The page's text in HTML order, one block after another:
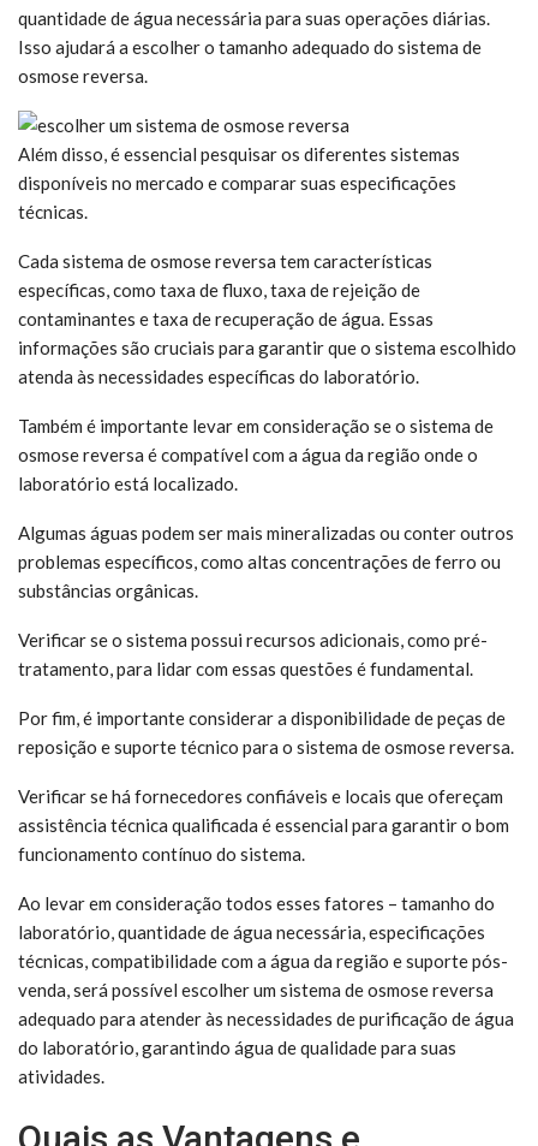
quantidade de água necessária para suas operações diárias.
Isso ajudará a escolher o tamanho adequado do sistema de
osmose reversa.
Além disso, é essencial pesquisar os diferentes sistemas
disponíveis no mercado e comparar suas especificações
técnicas.
Cada sistema de osmose reversa tem características
específicas, como taxa de fluxo, taxa de rejeição de
contaminantes e taxa de recuperação de água. Essas
informações são cruciais para garantir que o sistema escolhido
atenda às necessidades específicas do laboratório.
Também é importante levar em consideração se o sistema de
osmose reversa é compatível com a água da região onde o
laboratório está localizado.
Algumas águas podem ser mais mineralizadas ou conter outros
problemas específicos, como altas concentrações de ferro ou
substâncias orgânicas.
Verificar se o sistema possui recursos adicionais, como pré-
tratamento, para lidar com essas questões é fundamental.
Por fim, é importante considerar a disponibilidade de peças de
reposição e suporte técnico para o sistema de osmose reversa.
Verificar se há fornecedores confiáveis e locais que ofereçam
assistência técnica qualificada é essencial para garantir o bom
funcionamento contínuo do sistema.
Ao levar em consideração todos esses fatores – tamanho do
laboratório, quantidade de água necessária, especificações
técnicas, compatibilidade com a água da região e suporte pós-
venda, será possível escolher um sistema de osmose reversa
adequado para atender às necessidades de purificação de água
do laboratório, garantindo água de qualidade para suas
atividades.